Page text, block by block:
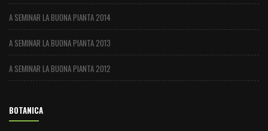
A SEMINAR LA BUONA PIANTA 2014
A SEMINAR LA BUONA PIANTA 2013
A SEMINAR LA BUONA PIANTA 2012
BOTANICA